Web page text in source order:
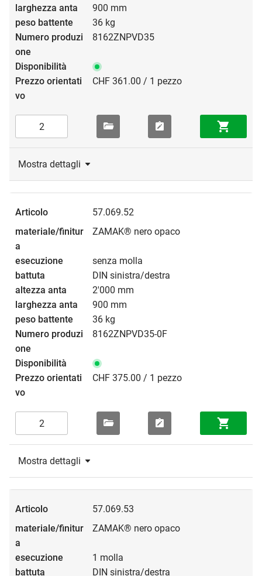
900 mm
36 kg
8162ZNPVD35
CHF 361.00 / 1 pezzo
Mostra dettagli
57.069.52
ZAMAK® nero opaco
senza molla
DIN sinistra/destra
2'000 mm
900 mm
36 kg
8162ZNPVD35-0F
CHF 375.00 / 1 pezzo
Mostra dettagli
57.069.53
ZAMAK® nero opaco
1 molla
DIN sinistra/destra